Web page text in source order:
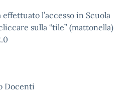
l’accesso in Scuola
sulla “tile” (mattonella)
Docenti